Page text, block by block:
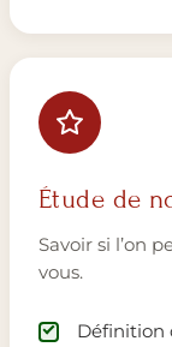
Étude de
Savoir si l’on
vous.
Définition